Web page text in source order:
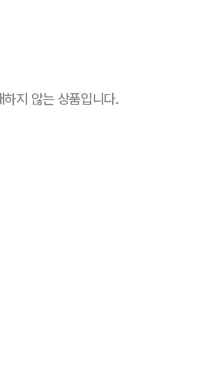
하지 않는 상품입니다.